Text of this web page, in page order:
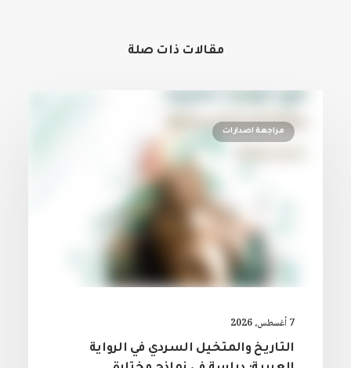
مقالات ذات صلة
مراجعة اصدارات
7 أغسطس، 2026
التاريخ والمتخيل السردي في الرواية